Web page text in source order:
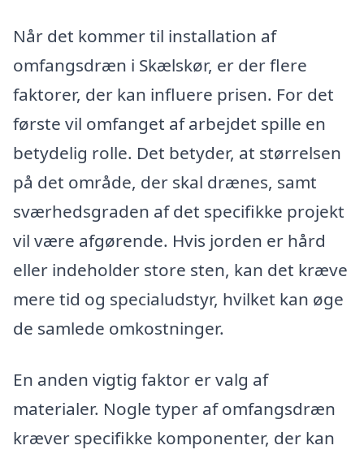
Når det kommer til installation af
omfangsdræn i Skælskør, er der flere
faktorer, der kan influere prisen. For det
første vil omfanget af arbejdet spille en
betydelig rolle. Det betyder, at størrelsen
på det område, der skal drænes, samt
sværhedsgraden af det specifikke projekt
vil være afgørende. Hvis jorden er hård
eller indeholder store sten, kan det kræve
mere tid og specialudstyr, hvilket kan øge
de samlede omkostninger.
En anden vigtig faktor er valg af
materialer. Nogle typer af omfangsdræn
kræver specifikke komponenter, der kan